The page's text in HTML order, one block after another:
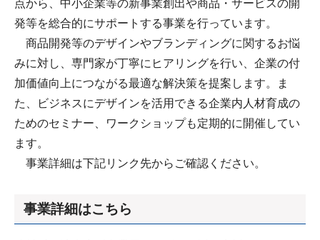
点から、中小企業等の新事業創出や商品・サービスの開
発等を総合的にサポートする事業を行っています。
商品開発等のデザインやブランディングに関するお悩
みに対し、専門家が丁寧にヒアリングを行い、企業の付
加価値向上につながる最適な解決策を提案します。ま
た、ビジネスにデザインを活用できる企業内人材育成の
ためのセミナー、ワークショップも定期的に開催してい
ます。
事業詳細は下記リンク先からご確認ください。
事業詳細はこちら